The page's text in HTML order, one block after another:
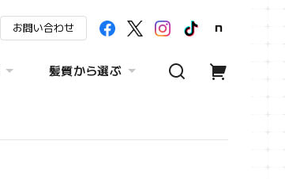
お問い合わせ
髪質から選ぶ